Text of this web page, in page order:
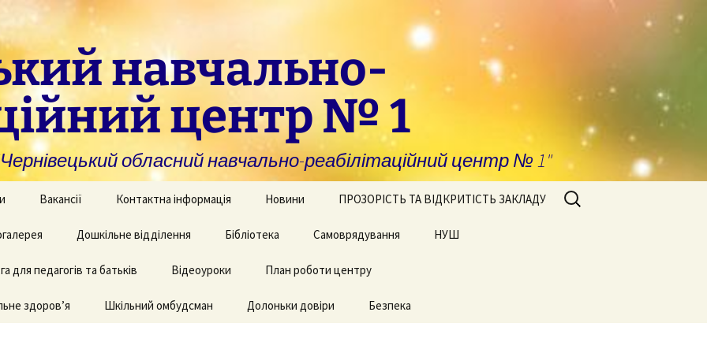
навчально-
центр № 1
обласний навчально-реабілітаційний центр № 1"
закладам із
та
навчання
послуги для
Вакансії Контактна інформація Новини ПРОЗОРІСТЬ ТА ВІДКРИТІСТЬ ЗАКЛАДУ
Запобігання та
виявлення корупції
Фінансова звітність
творчих робіт
приміщень
Дошкільне відділення
Рекомендації для
Бібліотека Самоврядування НУШ
для педагогів та батьків Відеоуроки План роботи центру
здоров’я Шкільний омбудсман Долоньки довіри Безпека
Пошук: